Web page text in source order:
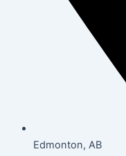
Edmonton, AB